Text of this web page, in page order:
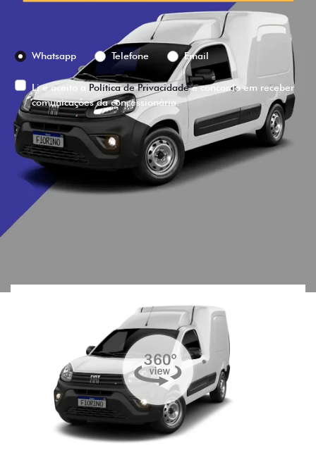
Whatsapp
Telefone Email
Li e aceito a Política de Privacidadee concordo em receber
comunicações da concessionária.
ENTRAR EM CONTATO
VISUALIZE O